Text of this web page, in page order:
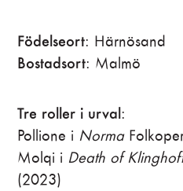
Födelseort: Härnösand
Bostadsort: Malmö
Tre roller i urval:
Pollione i Norma
Molqi i Death of
(2023)